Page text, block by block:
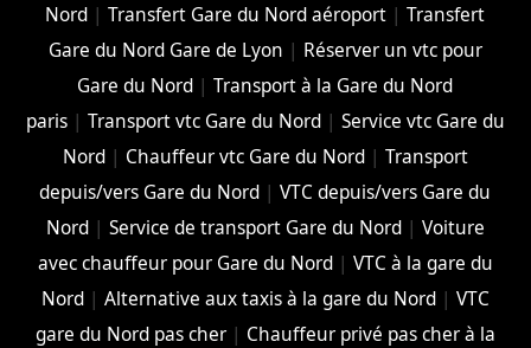
Nord |Transfert Gare du Nord aéroport |Transfert
Gare du Nord Gare de Lyon | Réserver un vtc pour
Gare du Nord |Transport à la Gare du Nord
paris| Transport vtc Gare du Nord| Service vtc Gare du
Nord| Chauffeur vtc Gare du Nord| Transport
depuis/vers Gare du Nord |VTC depuis/vers Gare du
Nord| Service de transport Gare du Nord| Voiture
avec chauffeur pour Gare du Nord| VTC à la gare du
Nord| Alternative aux taxis à la gare du Nord| VTC
gare du Nord pas cher| Chauffeur privé pas cher à la